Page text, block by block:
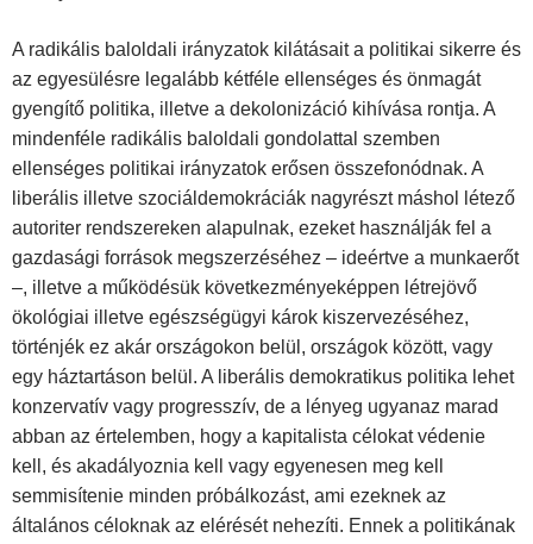
A radikális baloldali irányzatok kilátásait a politikai sikerre és
az egyesülésre legalább kétféle ellenséges és önmagát
gyengítő politika, illetve a dekolonizáció kihívása rontja. A
mindenféle radikális baloldali gondolattal szemben
ellenséges politikai irányzatok erősen összefonódnak. A
liberális illetve szociáldemokráciák nagyrészt máshol létező
autoriter rendszereken alapulnak, ezeket használják fel a
gazdasági források megszerzéséhez – ideértve a munkaerőt
–, illetve a működésük következményeképpen létrejövő
ökológiai illetve egészségügyi károk kiszervezéséhez,
történjék ez akár országokon belül, országok között, vagy
egy háztartáson belül. A liberális demokratikus politika lehet
konzervatív vagy progresszív, de a lényeg ugyanaz marad
abban az értelemben, hogy a kapitalista célokat védenie
kell, és akadályoznia kell vagy egyenesen meg kell
semmisítenie minden próbálkozást, ami ezeknek az
általános céloknak az elérését nehezíti. Ennek a politikának